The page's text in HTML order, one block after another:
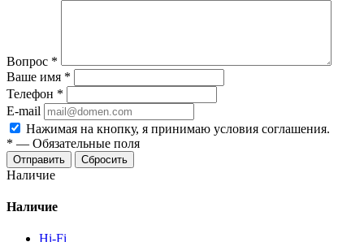
Вопрос *
Ваше имя *
Телефон *
E-mail
Нажимая на кнопку, я принимаю условия соглашения.
* — Обязательные поля
Отправить Сбросить
Наличие
Наличие
Hi-Fi